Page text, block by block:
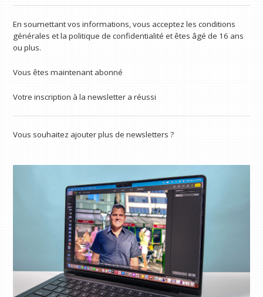
En soumettant vos informations, vous acceptez les conditions
générales et la politique de confidentialité et êtes âgé de 16 ans
ou plus.
Vous êtes maintenant abonné
Votre inscription à la newsletter a réussi
Vous souhaitez ajouter plus de newsletters ?